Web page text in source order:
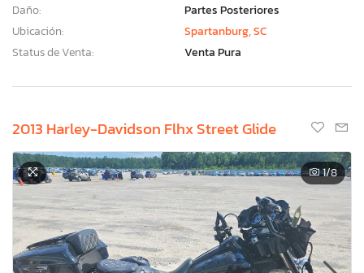
Daño:
Partes Posteriores
Ubicación:
Spartanburg, SC
Status de Venta:
Venta Pura
2013 Harley-Davidson Flhx Street Glide
1/8